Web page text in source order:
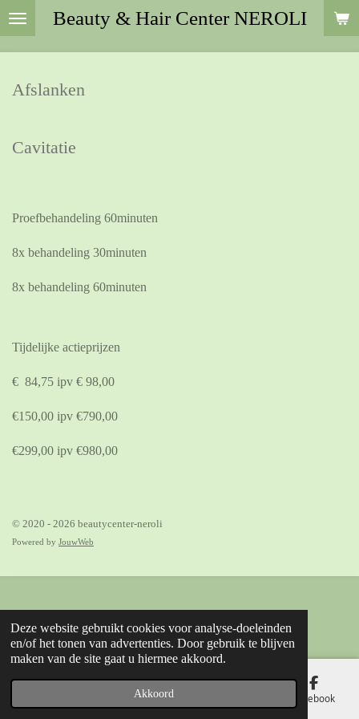
Deze website gebruikt cookies voor analyse-doeleinden
en/of het tonen van advertenties. Door gebruik te blijven
maken van de site gaat u hiermee akkoord.
Akkoord
Ga
direct
de
Beauty & Hair Center NEROLI
Afslanken
Cavitatie
Proefbehandeling 60minuten
8x behandeling 30minuten
8x behandeling 60minuten
Tijdelijke actieprijzen
€ 84,75 ipv € 98,00
€150,00 ipv €790,00
€299,00 ipv €980,00
© 2020 - 2026 beautycenter-neroli
Powered by JouwWeb
Telefoonnummer Facebook